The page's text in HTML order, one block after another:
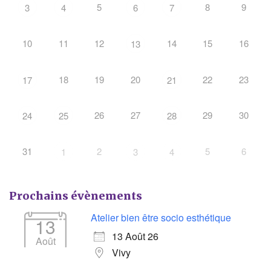
3 4 5 6 7 8 9
10 11 12 13 14 15 16
17 18 19 20 21 22 23
24 25 26 27 28 29 30
31 1 2 3 4 5 6
Prochains évènements
13
Août
Atelier bien être socio esthétique
13 Août 26
Vivy